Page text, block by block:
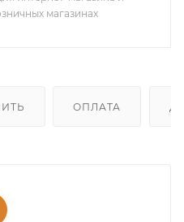
магазинах
ОПЛАТА